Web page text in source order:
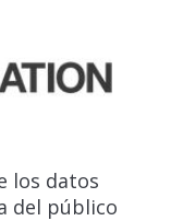
los datos
del público